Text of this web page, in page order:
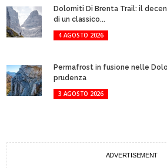
Dolomiti Di Brenta Trail: il
di un classico...
4 AGOSTO 2026
Permafrost in fusione nelle
prudenza
3 AGOSTO 2026
ADVERTISEMENT